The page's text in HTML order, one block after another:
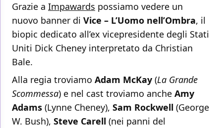
Grazie a Impawards possiamo vedere un
nuovo banner di Vice – L’Uomo nell’Ombra, il
biopic dedicato all’ex vicepresidente degli Stati
Uniti Dick Cheney interpretato da Christian
Bale.
Alla regia troviamo Adam McKay (La Grande
Scommessa) e nel cast troviamo anche Amy
Adams (Lynne Cheney), Sam Rockwell (George
W. Bush), Steve Carell (nei panni del